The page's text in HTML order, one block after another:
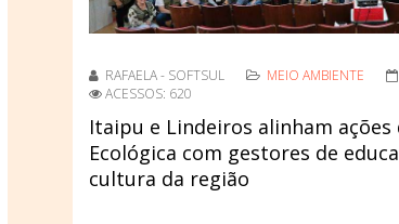
RAFAELA - SOFTSUL MEIO AMBIENTE
ACESSOS: 620
Itaipu e Lindeiros alinham ações
Ecológica com gestores de
cultura da região